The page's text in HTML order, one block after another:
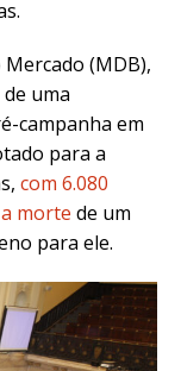
(MDB),
uma
campanha em
para a
com 6.080
morte de um
para ele.